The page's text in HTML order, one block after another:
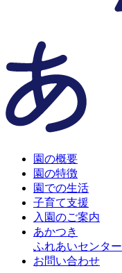
園の概要
園の特徴
園での生活
子育て支援
入園のご案内
あかつき
ふれあいセンター
お問い合わせ